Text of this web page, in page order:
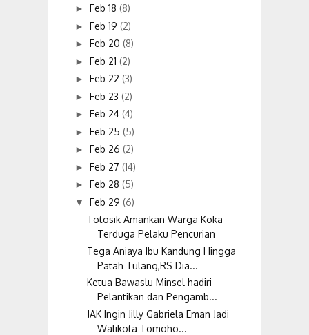
► Feb 18 (8)
► Feb 19 (2)
► Feb 20 (8)
► Feb 21 (2)
► Feb 22 (3)
► Feb 23 (2)
► Feb 24 (4)
► Feb 25 (5)
► Feb 26 (2)
► Feb 27 (14)
► Feb 28 (5)
▼ Feb 29 (6)
Totosik Amankan Warga Koka
Terduga Pelaku Pencurian
Tega Aniaya Ibu Kandung Hingga
Patah Tulang,RS Dia...
Ketua Bawaslu Minsel hadiri
Pelantikan dan Pengamb...
JAK Ingin Jilly Gabriela Eman Jadi
Walikota Tomoho...